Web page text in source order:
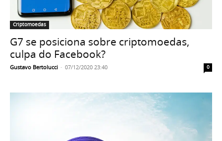
Criptomoedas
G7 se posiciona sobre criptomoedas,
culpa do Facebook?
Gustavo Bertolucci - 07/12/2020 23:40 0